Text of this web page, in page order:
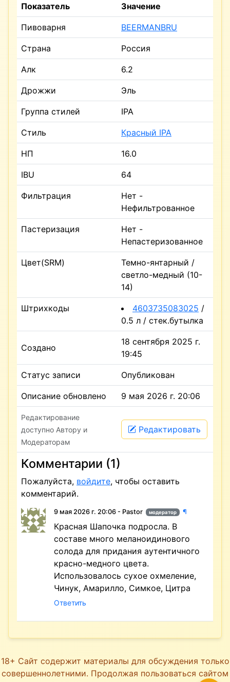
Показатель Значение
Пивоварня BEERMANBRU
Страна Россия
Алк 6.2
Дрожжи Эль
Группа стилей IPA
Стиль Красный IPA
НП 16.0
IBU 64
Фильтрация
Нет -
Нефильтрованное
Пастеризация
Нет -
Непастеризованное
Цвет(SRM)
Темно-янтарный /
светло-медный (10-
14)
Штрихкоды 4603735083025 /
0.5 л / стек.бутылка
Создано
18 сентября 2025 г.
19:45
Статус записи Опубликован
Описание обновлено 9 мая 2026 г. 20:06
Редактирование
доступно Автору и
Модераторам
Редактировать
Комментарии (1)
Пожалуйста, войдите, чтобы оставить
комментарий.
9 мая 2026 г. 20:06 - Pastor модератор ¶
Красная Шапочка подросла. В
составе много меланоидинового
солода для придания аутентичного
красно-медного цвета.
Использовалось сухое охмеление,
Чинук, Амарилло, Симкое, Цитра
Ответить
18+ Сайт содержит материалы для обсуждения только
совершеннолетними. Продолжая пользоваться сайтом